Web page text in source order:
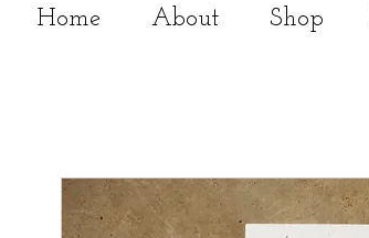
Home About Shop